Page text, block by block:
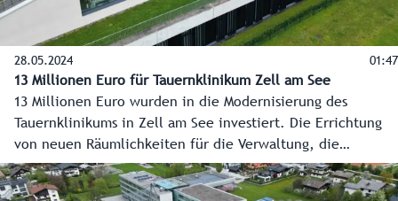
28.05.2024 01:47
13 Millionen Euro für Tauernklinikum Zell am See
13 Millionen Euro wurden in die Modernisierung des
Tauernklinikums in Zell am See investiert. Die Errichtung
von neuen Räumlichkeiten für die Verwaltung, die
Gesundheits- und Krankenpflegeschule sowie die
Endoskopie ist abgeschlossen und alle Einheiten bereits in